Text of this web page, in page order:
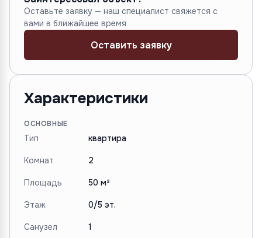
Оставьте заявку — наш специалист свяжется с
вами в ближайшее время
Оставить заявку
Характеристики
ОСНОВНЫЕ
Тип квартира
Комнат 2
Площадь 50 м²
Этаж 0/5 эт.
Санузел 1